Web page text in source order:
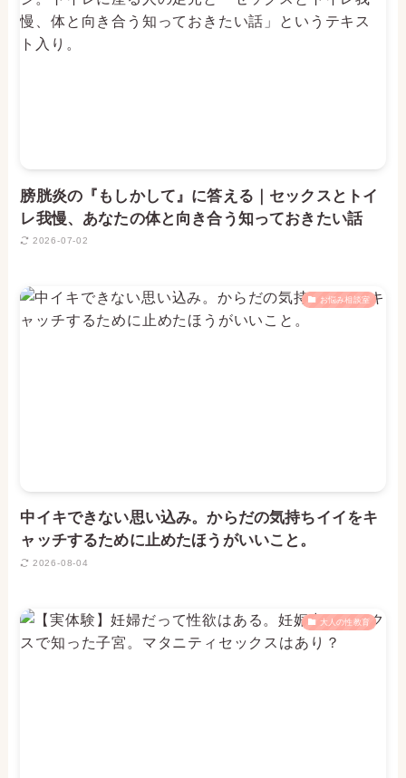
膀胱炎の『もしかして』に答える｜セックスとトイ
レ我慢、あなたの体と向き合う知っておきたい話
2026-07-02
お悩み相談室
中イキできない思い込み。からだの気持ちイイをキ
ャッチするために止めたほうがいいこと。
2026-08-04
大人の性教育